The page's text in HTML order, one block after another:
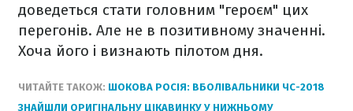
доведеться стати головним "героєм" цих
перегонів. Але не в позитивному значенні.
Хоча його і визнають пілотом дня.
ЧИТАЙТЕ ТАКОЖ: ШОКОВА РОСІЯ: ВБОЛІВАЛЬНИКИ ЧС-2018
ЗНАЙШЛИ ОРИГІНАЛЬНУ ЦІКАВИНКУ У НИЖНЬОМУ